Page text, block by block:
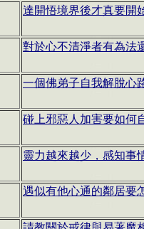
達開悟境界後才真要開
對於心不清淨者有為法
一個佛弟子自我解脫心
碰上邪惡人加害要如何
靈力越來越少，感知事
遇似有他心通的鄰居要